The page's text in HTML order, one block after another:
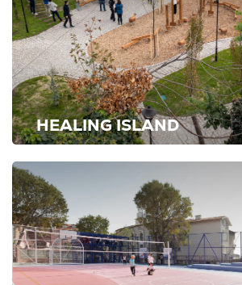
HEALING ISLAND